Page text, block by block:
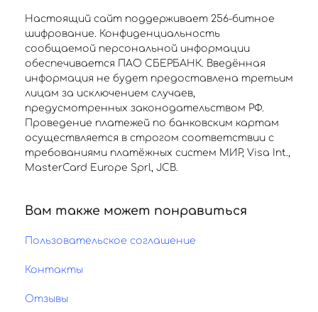
Настоящий сайт поддерживает 256-битное
шифрование. Конфиденциальность
сообщаемой персональной информации
обеспечивается ПАО СБЕРБАНК. Введённая
информация не будет предоставлена третьим
лицам за исключением случаев,
предусмотренных законодательством РФ.
Проведение платежей по банковским картам
осуществляется в строгом соответствии с
требованиями платёжных систем МИР, Visa Int.,
MasterCard Europe Sprl, JCB.
Вам также может понравиться
Пользовательское соглашение
Контакты
Отзывы